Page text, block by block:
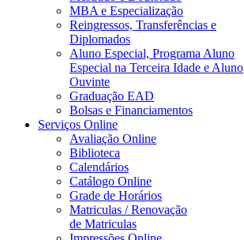
MBA e Especialização
Reingressos, Transferências e
Diplomados
Aluno Especial, Programa Aluno
Especial na Terceira Idade e Aluno
Ouvinte
Graduação EAD
Bolsas e Financiamentos
Serviços Online
Avaliação Online
Biblioteca
Calendários
Catálogo Online
Grade de Horários
Matriculas / Renovação
de Matriculas